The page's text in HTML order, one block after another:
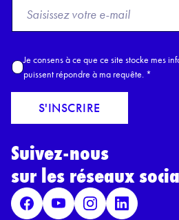
o
E
a
l
A
c
c
r
R
P
D
*
Je consens à ce que ce site stocke mes
puissent répondre à ma requête. *
S'INSCRIRE
Suivez-nous
sur les réseaux